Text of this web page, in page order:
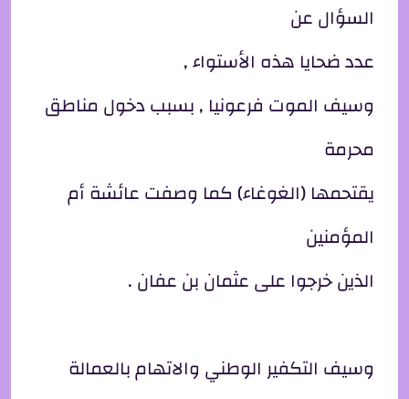
السؤال عن
عدد ضحايا هذه الأستواء ,
وسيف الموت فرعونيا , بسبب دخول مناطق
محرمة
يقتحمها (الغوغاء) كما وصفت عائشة أم
المؤمنين
الذين خرجوا على عثمان بن عفان .
وسيف التكفير الوطني والاتهام بالعمالة